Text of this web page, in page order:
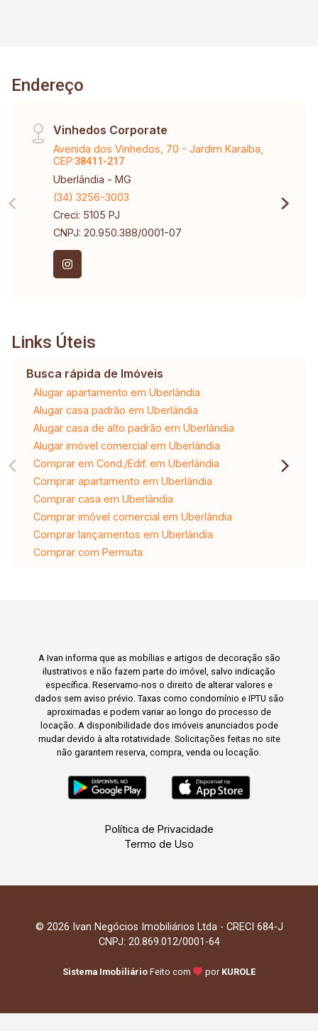
Endereço
Vinhedos Corporate
Avenida dos Vinhedos, 70 - Jardim Karaíba,
CEP:38411-217
Uberlândia - MG
(34) 3256-3003
Creci: 5105 PJ
CNPJ: 20.950.388/0001-07
Links Úteis
Busca rápida de Imóveis
Alugar apartamento em Uberlândia
Alugar casa padrão em Uberlândia
Alugar casa de alto padrão em Uberlândia
Alugar imóvel comercial em Uberlândia
Comprar em Cond./Edif. em Uberlândia
Comprar apartamento em Uberlândia
Comprar casa em Uberlândia
Comprar imóvel comercial em Uberlândia
Comprar lançamentos em Uberlândia
Comprar com Permuta
A Ivan informa que as mobílias e artigos de decoração são
ilustrativos e não fazem parte do imóvel, salvo indicação
específica. Reservamo-nos o direito de alterar valores e
dados sem aviso prévio. Taxas como condomínio e IPTU são
aproximadas e podem variar ao longo do processo de
locação. A disponibilidade dos imóveis anunciados pode
mudar devido à alta rotatividade. Solicitações feitas no site
não garantem reserva, compra, venda ou locação.
Política de Privacidade
Termo de Uso
© 2026 Ivan Negócios Imobiliários Ltda - CRECI 684-J
CNPJ: 20.869.012/0001-64
Sistema Imobiliário Feito com por KUROLE